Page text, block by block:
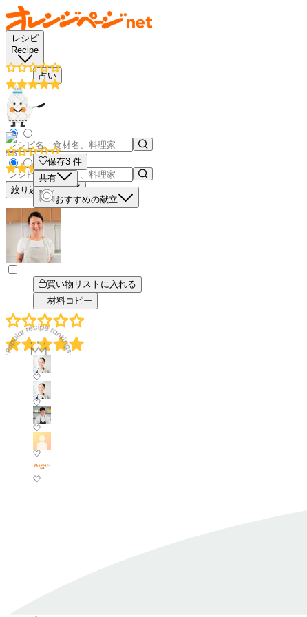
レシピ
Recipe
占い
絞り込み検索
保存3 件
共有
おすすめの献立
買い物リストに入れる
材料コピー